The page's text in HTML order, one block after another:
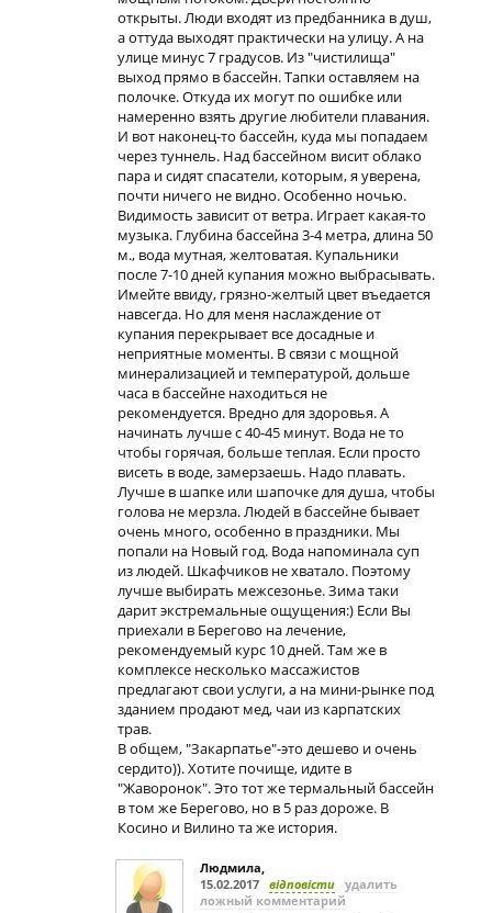
открыты. Люди входят из предбанника в душ,
а оттуда выходят практически на улицу. А на
улице минус 7 градусов. Из "чистилища"
выход прямо в бассейн. Тапки оставляем на
полочке. Откуда их могут по ошибке или
намеренно взять другие любители плавания.
И вот наконец-то бассейн, куда мы попадаем
через туннель. Над бассейном висит облако
пара и сидят спасатели, которым, я уверена,
почти ничего не видно. Особенно ночью.
Видимость зависит от ветра. Играет какая-то
музыка. Глубина бассейна 3-4 метра, длина 50
м., вода мутная, желтоватая. Купальники
после 7-10 дней купания можно выбрасывать.
Имейте ввиду, грязно-желтый цвет въедается
навсегда. Но для меня наслаждение от
купания перекрывает все досадные и
неприятные моменты. В связи с мощной
минерализацией и температурой, дольше
часа в бассейне находиться не
рекомендуется. Вредно для здоровья. А
начинать лучше с 40-45 минут. Вода не то
чтобы горячая, больше теплая. Если просто
висеть в воде, замерзаешь. Надо плавать.
Лучше в шапке или шапочке для душа, чтобы
голова не мерзла. Людей в бассейне бывает
очень много, особенно в праздники. Мы
попали на Новый год. Вода напоминала суп
из людей. Шкафчиков не хватало. Поэтому
лучше выбирать межсезонье. Зима таки
дарит экстремальные ощущения:) Если Вы
приехали в Берегово на лечение,
рекомендуемый курс 10 дней. Там же в
комплексе несколько массажистов
предлагают свои услуги, а на мини-рынке под
зданием продают мед, чаи из карпатских
трав.
В общем, "Закарпатье"-это дешево и очень
сердито)). Хотите почище, идите в
"Жаворонок". Это тот же термальный бассейн
в том же Берегово, но в 5 раз дороже. В
Косино и Вилино та же история.
Людмила,
15.02.2017 відповісти удалить
ложный комментарий